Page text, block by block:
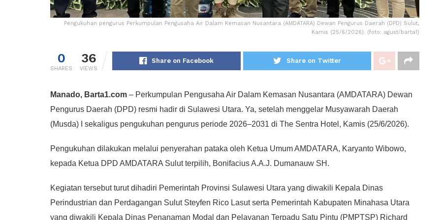
Pengukuhan pengurus Perkumpulan Pengusaha Air Dalam Kemasan Nusantara (AMDATARA) Dewan Pengurus Daerah (DPD) Sulut,
Kamis (25/6/2026). (foto: agust/barta1)
0
SHARES
36
VIEWS
Share on Facebook Share on Twitter
Manado, Barta1.com – Perkumpulan Pengusaha Air Dalam Kemasan Nusantara (AMDATARA) Dewan
Pengurus Daerah (DPD) resmi hadir di Sulawesi Utara. Ya, setelah menggelar Musyawarah Daerah
(Musda) I sekaligus pengukuhan pengurus periode 2026–2031 di The Sentra Hotel, Kamis (25/6/2026).
Pengukuhan dilakukan melalui penyerahan pataka oleh Ketua Umum AMDATARA, Karyanto Wibowo,
kepada Ketua DPD AMDATARA Sulut terpilih, Bonifacius A.A.J. Dumanauw SH.
Kegiatan tersebut turut dihadiri Pemerintah Provinsi Sulawesi Utara yang diwakili Kepala Dinas
Perindustrian dan Perdagangan Sulut Steyfen Rico Lasut serta Pemerintah Kabupaten Minahasa Utara
yang diwakili Kepala Dinas Penanaman Modal dan Pelayanan Terpadu Satu Pintu (PMPTSP) Richard